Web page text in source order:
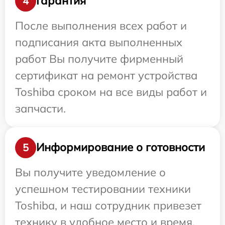
После выполнения всех работ и
подписания акта выполненных
работ Вы получите фирменный
сертификат на ремонт устройства
Toshiba сроком на все виды работ и
запчасти.
5
Информирование о готовности
Вы получите уведомление о
успешном тестировании техники
Toshiba, и наш сотрудник привезет
технику в удобное место и время.